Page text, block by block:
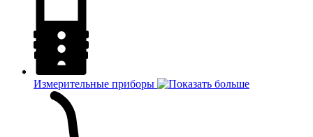
Измерительные приборы